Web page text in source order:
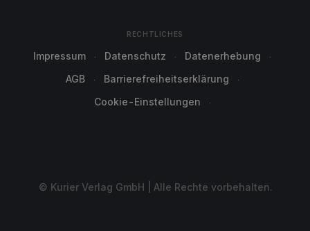
RECHTLICHES
Impressum Datenschutz
Datenerhebung
AGB
Barrierefreiheitserklärung
Cookie-Einstellungen
© Kurier Verlag GmbH | Alle Rechte vorbehalten.